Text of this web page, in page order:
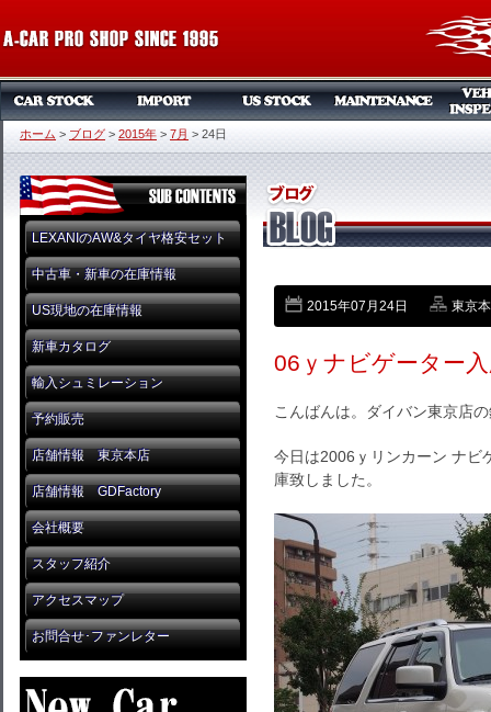
ホーム > ブログ > 2015年 > 7月 > 24日
LEXANIのAW&タイヤ格安セット
中古車・新車の在庫情報
US現地の在庫情報
新車カタログ
輸入シュミレーション
予約販売
店舗情報 東京本店
店舗情報 GDFactory
会社概要
スタッフ紹介
アクセスマップ
お問合せ･ファンレター
2015年07月24日 東京
06ｙナビゲーター
こんばんは。ダイバン東京店
今日は2006ｙリンカーン ナビ
庫致しました。